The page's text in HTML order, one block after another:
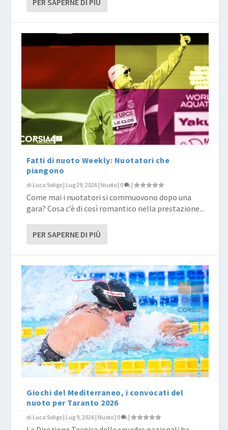
Fatti di nuoto Weekly: Nuotatori che
piangono
di Luca Soligo | Lug 29, 2026 | Nuoto | 0 |
Come mai i nuotatori si commuovono dopo una
gara? Cosa c’è di così romantico nella prestazione...
PER SAPERNE DI PIÙ
Giochi del Mediterraneo, i convocati del
nuoto per Taranto 2026
di Luca Soligo | Lug 9, 2026 | Nuoto | 0 |